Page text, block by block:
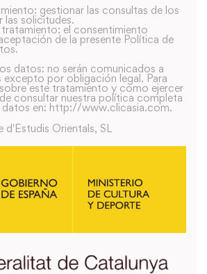
gestionar las consultas de los
las solicitudes.
tratamiento: el consentimiento
de la presente Política de
datos: no serán comunicados a
excepto por obligación legal. Para
este tratamiento y como ejercer
consultar nuestra política completa
en: http://www.clicasia.com.
d'Estudis Orientals, SL